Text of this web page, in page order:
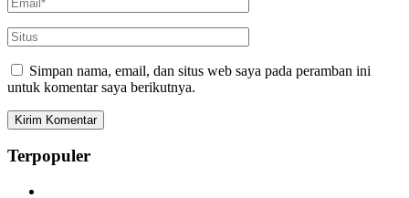
Simpan nama, email, dan situs web saya pada peramban ini
untuk komentar saya berikutnya.
Terpopuler